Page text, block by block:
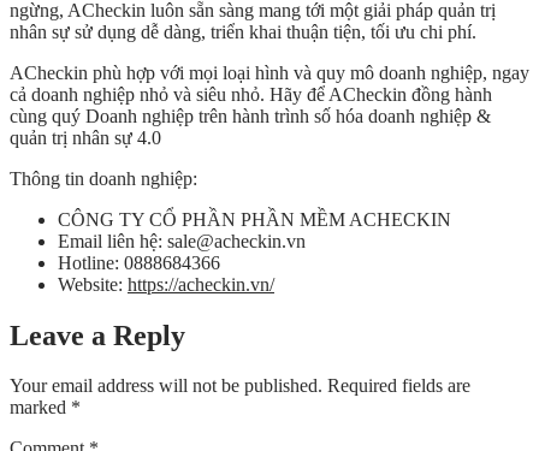
ngừng, ACheckin luôn sẵn sàng mang tới một giải pháp quản trị
nhân sự sử dụng dễ dàng, triển khai thuận tiện, tối ưu chi phí.
ACheckin phù hợp với mọi loại hình và quy mô doanh nghiệp, ngay
cả doanh nghiệp nhỏ và siêu nhỏ. Hãy để ACheckin đồng hành
cùng quý Doanh nghiệp trên hành trình số hóa doanh nghiệp &
quản trị nhân sự 4.0
Thông tin doanh nghiệp:
CÔNG TY CỔ PHẦN PHẦN MỀM ACHECKIN
Email liên hệ: sale@acheckin.vn
Hotline: 0888684366
Website: https://acheckin.vn/
Leave a Reply
Your email address will not be published. Required fields are
marked *